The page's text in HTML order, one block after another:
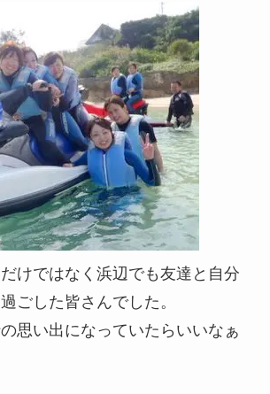
けではなく浜辺でも友達と自分
ごした皆さんでした。
思い出になっていたらいいなぁ